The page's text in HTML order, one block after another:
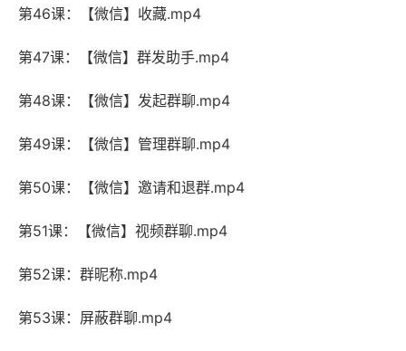
第46课：【微信】收藏.mp4
第47课：【微信】群发助手.mp4
第48课：【微信】发起群聊.mp4
第49课：【微信】管理群聊.mp4
第50课：【微信】邀请和退群.mp4
第51课：【微信】视频群聊.mp4
第52课：群昵称.mp4
第53课：屏蔽群聊.mp4